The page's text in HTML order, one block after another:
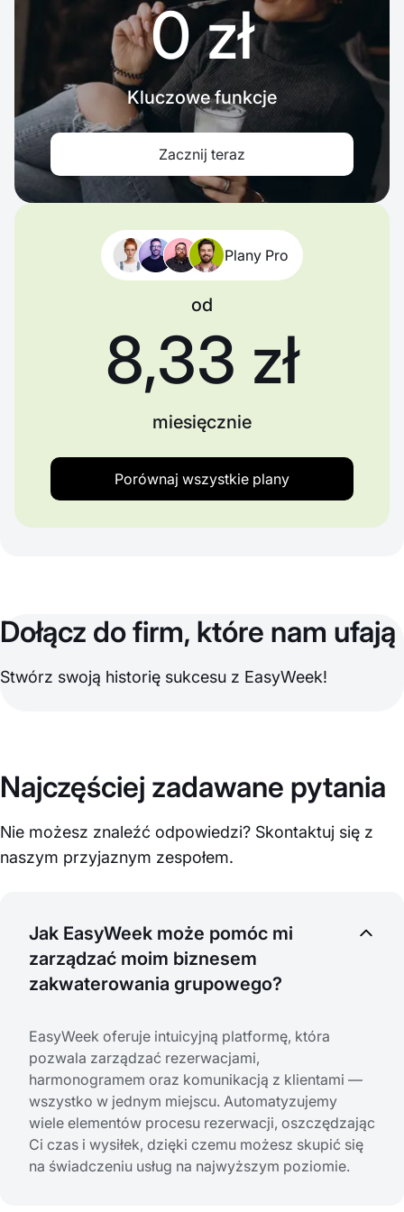
0 zł
Kluczowe funkcje
Zacznij teraz
Plany Pro
od
8,33 zł
miesięcznie
Porównaj wszystkie plany
Dołącz do firm, które nam ufają
Stwórz swoją historię sukcesu z EasyWeek!
Najczęściej zadawane pytania
Nie możesz znaleźć odpowiedzi? Skontaktuj się z
naszym przyjaznym zespołem.
Jak EasyWeek może pomóc mi
zarządzać moim biznesem
zakwaterowania grupowego?
EasyWeek oferuje intuicyjną platformę, która
pozwala zarządzać rezerwacjami,
harmonogramem oraz komunikacją z klientami —
wszystko w jednym miejscu. Automatyzujemy
wiele elementów procesu rezerwacji, oszczędzając
Ci czas i wysiłek, dzięki czemu możesz skupić się
na świadczeniu usług na najwyższym poziomie.